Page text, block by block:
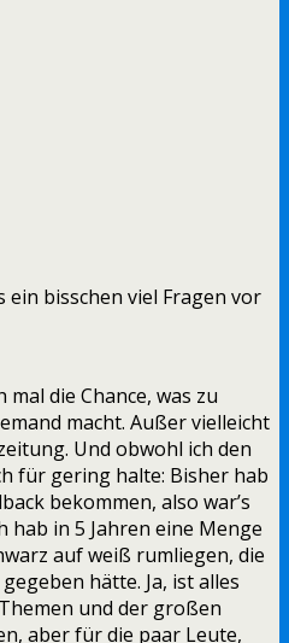
ein bisschen viel Fragen vor
die Chance, was zu
macht. Außer vielleicht
Und obwohl ich den
für gering halte: Bisher hab
bekommen, also war’s
hab in 5 Jahren eine Menge
auf weiß rumliegen, die
hätte. Ja, ist alles
und der großen
aber für die paar Leute,